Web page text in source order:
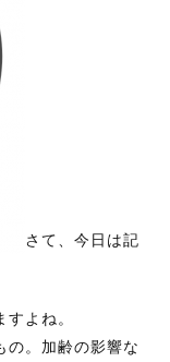
さて、今日は記
よね。
の。加齢の影響な